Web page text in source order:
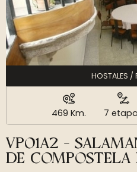
HOSTALES /
469 Km. 7
VP01A2 -
DE COMPOSTELA